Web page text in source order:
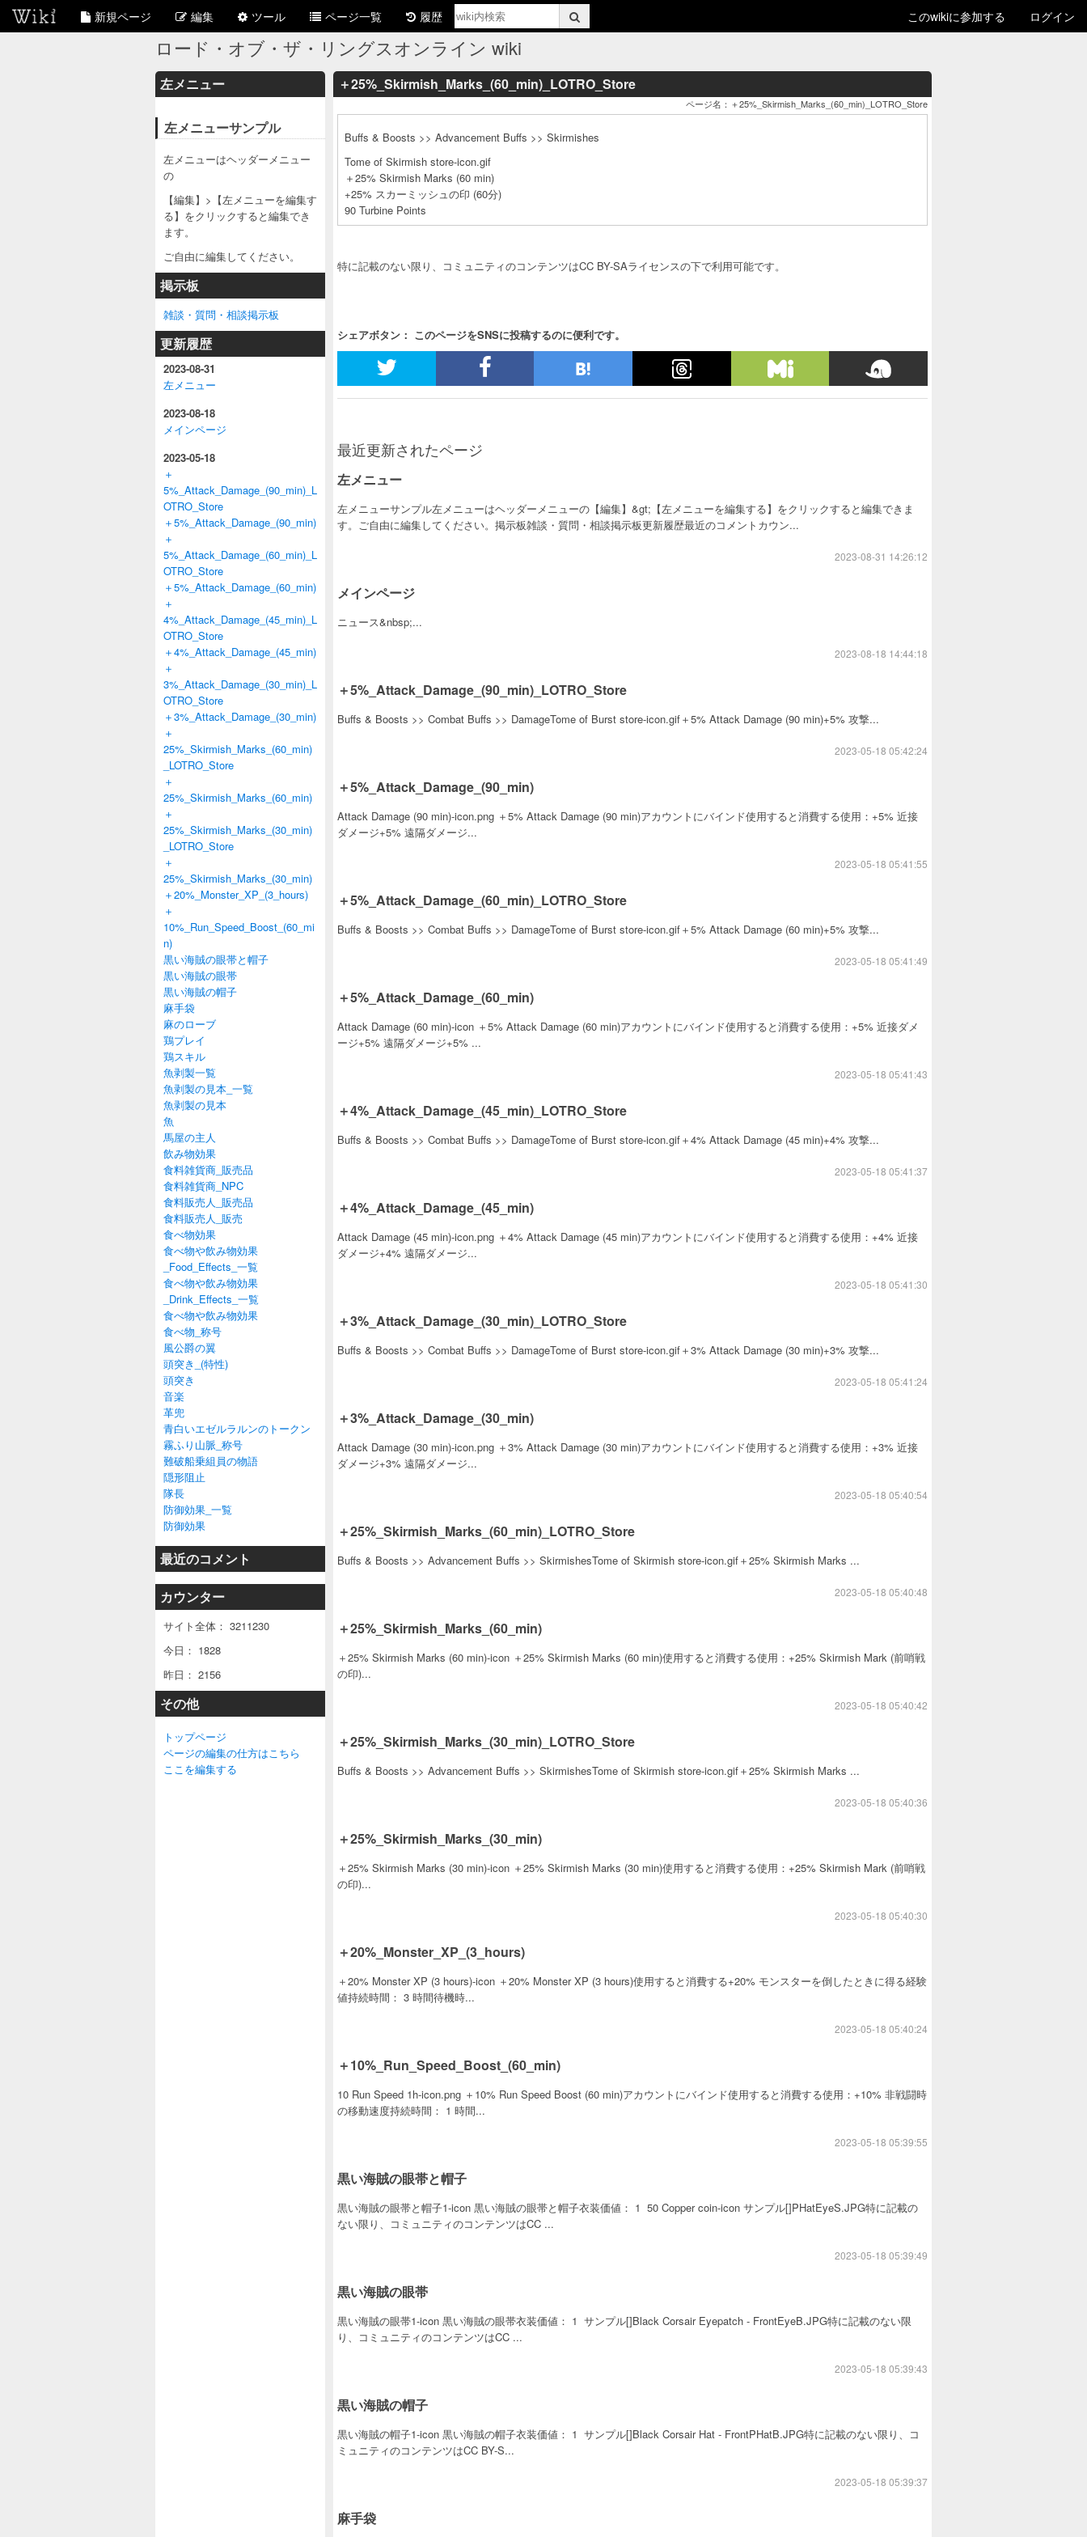
新規ページ 編集 ツール ページ一覧 履歴 このwikiに参加する ログイン
ロード・オブ・ザ・リングスオンライン wiki
左メニュー
左メニューサンプル
左メニューはヘッダーメニュー
の
【編集】>【左メニューを編集す
る】をクリックすると編集でき
ます。
ご自由に編集してください。
掲示板
雑談・質問・相談掲示板
更新履歴
2023-08-31
左メニュー
2023-08-18
メインページ
2023-05-18
＋
5%_Attack_Damage_(90_min)_L
OTRO_Store
＋5%_Attack_Damage_(90_min)
＋
5%_Attack_Damage_(60_min)_L
OTRO_Store
＋5%_Attack_Damage_(60_min)
＋
4%_Attack_Damage_(45_min)_L
OTRO_Store
＋4%_Attack_Damage_(45_min)
＋
3%_Attack_Damage_(30_min)_L
OTRO_Store
＋3%_Attack_Damage_(30_min)
＋
25%_Skirmish_Marks_(60_min)
_LOTRO_Store
＋
25%_Skirmish_Marks_(60_min)
＋
25%_Skirmish_Marks_(30_min)
_LOTRO_Store
＋
25%_Skirmish_Marks_(30_min)
＋20%_Monster_XP_(3_hours)
＋
10%_Run_Speed_Boost_(60_mi
n)
黒い海賊の眼帯と帽子
黒い海賊の眼帯
黒い海賊の帽子
麻手袋
麻のローブ
鶏プレイ
鶏スキル
魚剥製一覧
魚剥製の見本_一覧
魚剥製の見本
魚
馬屋の主人
飲み物効果
食料雑貨商_販売品
食料雑貨商_NPC
食料販売人_販売品
食料販売人_販売
食べ物効果
食べ物や飲み物効果
_Food_Effects_一覧
食べ物や飲み物効果
_Drink_Effects_一覧
食べ物や飲み物効果
食べ物_称号
風公爵の翼
頭突き_(特性)
頭突き
音楽
革兜
青白いエゼルラルンのトークン
霧ふり山脈_称号
難破船乗組員の物語
隠形阻止
隊長
防御効果_一覧
防御効果
最近のコメント
カウンター
サイト全体： 3211230
今日： 1828
昨日： 2156
その他
トップページ
ページの編集の仕方はこちら
ここを編集する
＋25%_Skirmish_Marks_(60_min)_LOTRO_Store
ページ名：＋25%_Skirmish_Marks_(60_min)_LOTRO_Store
Buffs & Boosts >> Advancement Buffs >> Skirmishes
Tome of Skirmish store-icon.gif
＋25% Skirmish Marks (60 min)
+25% スカーミッシュの印 (60分)
90 Turbine Points
特に記載のない限り、コミュニティのコンテンツはCC BY-SAライセンスの下で利用可能です。
シェアボタン： このページをSNSに投稿するのに便利です。
最近更新されたページ
左メニュー
左メニューサンプル左メニューはヘッダーメニューの【編集】&gt;【左メニューを編集する】をクリックすると編集できま
す。ご自由に編集してください。掲示板雑談・質問・相談掲示板更新履歴最近のコメントカウン...
2023-08-31 14:26:12
メインページ
ニュース&nbsp;...
2023-08-18 14:44:18
＋5%_Attack_Damage_(90_min)_LOTRO_Store
Buffs & Boosts >> Combat Buffs >> DamageTome of Burst store-icon.gif＋5% Attack Damage (90 min)+5% 攻撃...
2023-05-18 05:42:24
＋5%_Attack_Damage_(90_min)
Attack Damage (90 min)-icon.png ＋5% Attack Damage (90 min)アカウントにバインド使用すると消費する使用：+5% 近接
ダメージ+5% 遠隔ダメージ...
2023-05-18 05:41:55
＋5%_Attack_Damage_(60_min)_LOTRO_Store
Buffs & Boosts >> Combat Buffs >> DamageTome of Burst store-icon.gif＋5% Attack Damage (60 min)+5% 攻撃...
2023-05-18 05:41:49
＋5%_Attack_Damage_(60_min)
Attack Damage (60 min)-icon ＋5% Attack Damage (60 min)アカウントにバインド使用すると消費する使用：+5% 近接ダメ
ージ+5% 遠隔ダメージ+5% ...
2023-05-18 05:41:43
＋4%_Attack_Damage_(45_min)_LOTRO_Store
Buffs & Boosts >> Combat Buffs >> DamageTome of Burst store-icon.gif＋4% Attack Damage (45 min)+4% 攻撃...
2023-05-18 05:41:37
＋4%_Attack_Damage_(45_min)
Attack Damage (45 min)-icon.png ＋4% Attack Damage (45 min)アカウントにバインド使用すると消費する使用：+4% 近接
ダメージ+4% 遠隔ダメージ...
2023-05-18 05:41:30
＋3%_Attack_Damage_(30_min)_LOTRO_Store
Buffs & Boosts >> Combat Buffs >> DamageTome of Burst store-icon.gif＋3% Attack Damage (30 min)+3% 攻撃...
2023-05-18 05:41:24
＋3%_Attack_Damage_(30_min)
Attack Damage (30 min)-icon.png ＋3% Attack Damage (30 min)アカウントにバインド使用すると消費する使用：+3% 近接
ダメージ+3% 遠隔ダメージ...
2023-05-18 05:40:54
＋25%_Skirmish_Marks_(60_min)_LOTRO_Store
Buffs & Boosts >> Advancement Buffs >> SkirmishesTome of Skirmish store-icon.gif＋25% Skirmish Marks ...
2023-05-18 05:40:48
＋25%_Skirmish_Marks_(60_min)
＋25% Skirmish Marks (60 min)-icon ＋25% Skirmish Marks (60 min)使用すると消費する使用：+25% Skirmish Mark (前哨戦
の印)...
2023-05-18 05:40:42
＋25%_Skirmish_Marks_(30_min)_LOTRO_Store
Buffs & Boosts >> Advancement Buffs >> SkirmishesTome of Skirmish store-icon.gif＋25% Skirmish Marks ...
2023-05-18 05:40:36
＋25%_Skirmish_Marks_(30_min)
＋25% Skirmish Marks (30 min)-icon ＋25% Skirmish Marks (30 min)使用すると消費する使用：+25% Skirmish Mark (前哨戦
の印)...
2023-05-18 05:40:30
＋20%_Monster_XP_(3_hours)
＋20% Monster XP (3 hours)-icon ＋20% Monster XP (3 hours)使用すると消費する+20% モンスターを倒したときに得る経験
値持続時間： 3 時間待機時...
2023-05-18 05:40:24
＋10%_Run_Speed_Boost_(60_min)
10 Run Speed 1h-icon.png ＋10% Run Speed Boost (60 min)アカウントにバインド使用すると消費する使用：+10% 非戦闘時
の移動速度持続時間： 1 時間...
2023-05-18 05:39:55
黒い海賊の眼帯と帽子
黒い海賊の眼帯と帽子1-icon 黒い海賊の眼帯と帽子衣装価値： 1 50 Copper coin-icon サンプル[]PHatEyeS.JPG特に記載の
ない限り、コミュニティのコンテンツはCC ...
2023-05-18 05:39:49
黒い海賊の眼帯
黒い海賊の眼帯1-icon 黒い海賊の眼帯衣装価値： 1 サンプル[]Black Corsair Eyepatch - FrontEyeB.JPG特に記載のない限
り、コミュニティのコンテンツはCC ...
2023-05-18 05:39:43
黒い海賊の帽子
黒い海賊の帽子1-icon 黒い海賊の帽子衣装価値： 1 サンプル[]Black Corsair Hat - FrontPHatB.JPG特に記載のない限り、コ
ミュニティのコンテンツはCC BY-S...
2023-05-18 05:39:37
麻手袋